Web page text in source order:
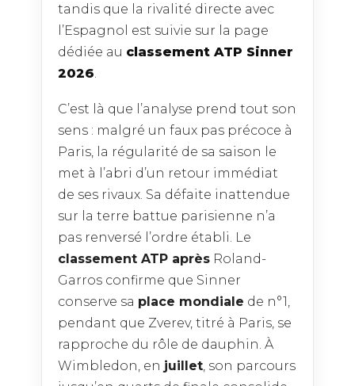
tandis que la rivalité directe avec
l’Espagnol est suivie sur la page
dédiée au classement ATP Sinner
2026
C’est là que l’analyse prend tout son
sens : malgré un faux pas précoce à
Paris, la régularité de sa saison le
met à l’abri d’un retour immédiat
de ses rivaux. Sa défaite inattendue
sur la terre battue parisienne n’a
pas renversé l’ordre établi. Le
classement ATP après Roland-
Garros confirme que Sinner
conserve sa place mondiale de n°1,
pendant que Zverev, titré à Paris, se
rapproche du rôle de dauphin. À
Wimbledon, en juillet , son parcours